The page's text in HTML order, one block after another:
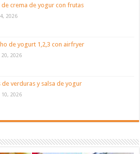
de crema de yogur con frutas
2026
de yogurt 1,2,3 con airfryer
20, 2026
de verduras y salsa de yogur
10, 2026